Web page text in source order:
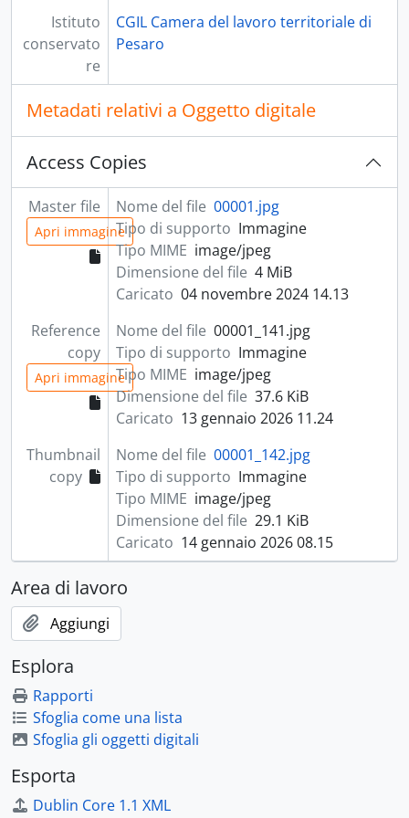
[Fondo] Scuola - Sindacato nazionale scuola, 1967-1975
[Fondo] Fisac - Fisac - Federazione italiana sindacale lavoratori assicurazione e credito, 1970 - 1985; 1992 - 1999; 2023
[Fondo] Fidat - Fidat - Federazione Italiana dipendenti aziende telecomunicazioni, 1961; 1970-1973
[Fondo] Filcea - Filcea - Federazione italiana lavoratori chimici e affini, 1977-1989
[Fondo] Inca - Inca - Istituto nazionale confederale assistenza - 1953-1996, 1953-1996
[Fondo] CCNL - Contratti collettivi di lavoro, 1928; 1937; 1945 - 2003
[Fondo] Fidae - Fidae - Federazione Italiana dipendenti aziende elettriche, 1970 - 1977
[Fondo] Manifesti - Manifesti, 1980 - 2021
[Fondo] Film - Film - Federazione italiana lavoratori del mare - 1945-1978; [1986?], 1945 - 1978; [1986?]
[Fondo] Autoferrotranvieri - Sindacato autoferrotranvieri - 1959-1975, 1959 - 1975
[Fondo] Fidag - Fidag - Federazione italiana dipendenti aziende gas - 1954-1977, 1954-1977
Istituto
conservato
re
CGIL Camera del lavoro territoriale di
Pesaro
Metadati relativi a Oggetto digitale
Access Copies
Master file
Apri immagine
Nome del file 00001.jpg
Tipo di supporto Immagine
Tipo MIME image/jpeg
Dimensione del file 4 MiB
Caricato 04 novembre 2024 14.13
Reference
copy
Apri immagine
Nome del file 00001_141.jpg
Tipo di supporto Immagine
Tipo MIME image/jpeg
Dimensione del file 37.6 KiB
Caricato 13 gennaio 2026 11.24
Thumbnail
copy
Nome del file 00001_142.jpg
Tipo di supporto Immagine
Tipo MIME image/jpeg
Dimensione del file 29.1 KiB
Caricato 14 gennaio 2026 08.15
Area di lavoro
Aggiungi
Esplora
Rapporti
Sfoglia come una lista
Sfoglia gli oggetti digitali
Esporta
Dublin Core 1.1 XML